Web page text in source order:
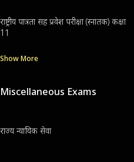
राष्ट्रीय पात्रता सह प्रवेश परीक्षा (स्नातक) कक्षा
11
Show More
Miscellaneous Exams
राज्य न्यायिक सेवा